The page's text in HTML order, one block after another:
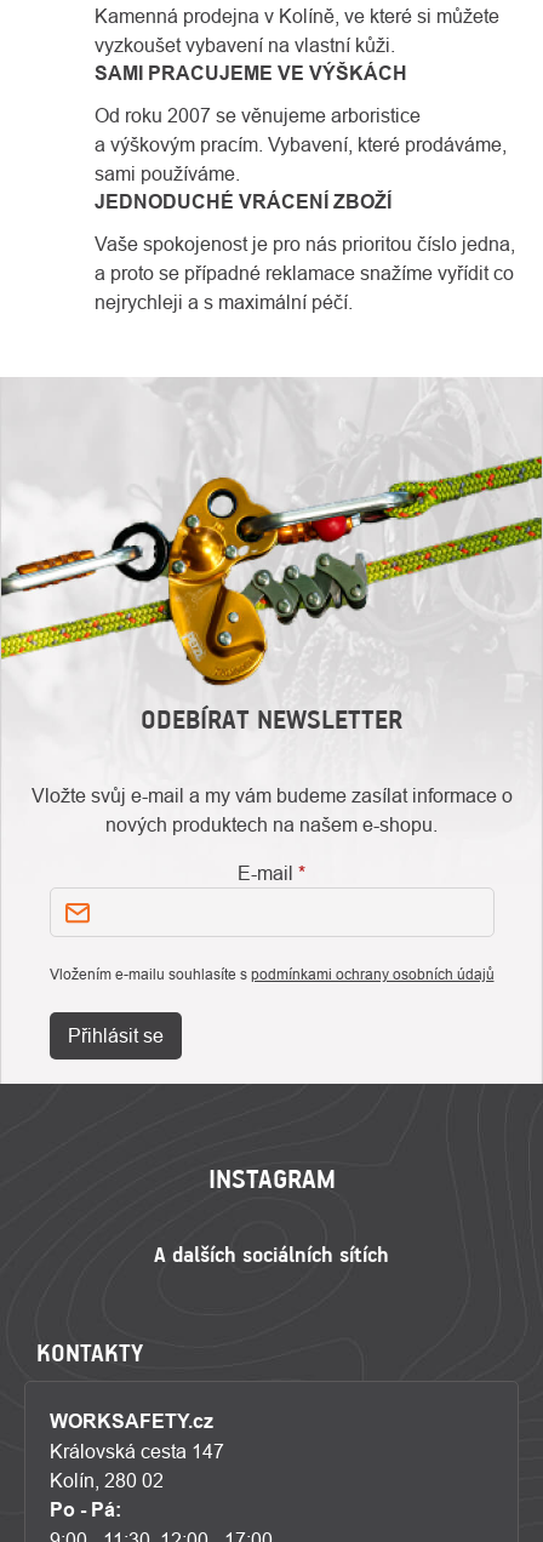
Kamenná prodejna v Kolíně, ve které si můžete
vyzkoušet vybavení na vlastní kůži.
SAMI PRACUJEME VE VÝŠKÁCH
Od roku 2007 se věnujeme arboristice
a výškovým pracím. Vybavení, které prodáváme,
sami používáme.
JEDNODUCHÉ VRÁCENÍ ZBOŽÍ
Vaše spokojenost je pro nás prioritou číslo jedna,
a proto se případné reklamace snažíme vyřídit co
nejrychleji a s maximální péčí.
ODEBÍRAT NEWSLETTER
Vložte svůj e-mail a my vám budeme zasílat informace o
nových produktech na našem e-shopu.
E-mail
Vložením e-mailu souhlasíte s podmínkami ochrany osobních údajů
Přihlásit se
INSTAGRAM
KONTAKTY
WORKSAFETY.cz
Královská cesta 147
Kolín, 280 02
Po - Pá: